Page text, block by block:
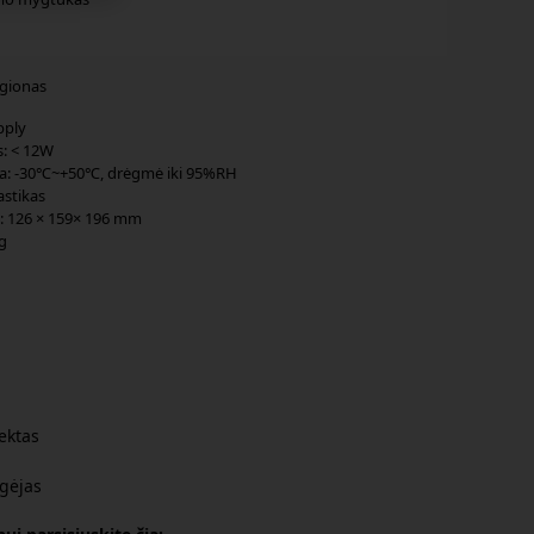
< 12W
-30℃~+50℃, drėgmė iki 95%RH
× 159× 196 mm